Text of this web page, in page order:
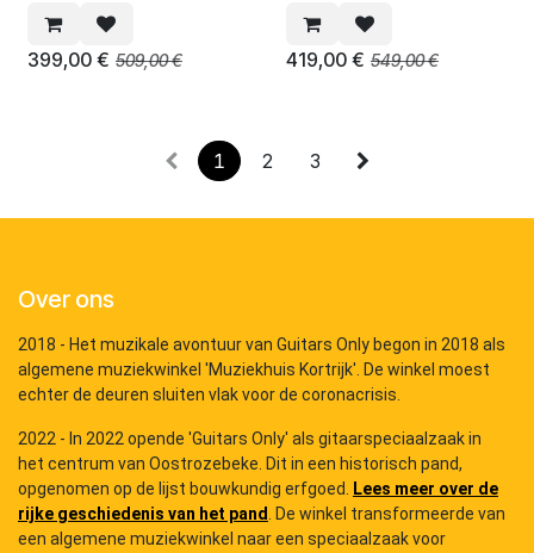
399,00 € 509,00€ 419,00€ 549,00€
1 2 3
Over ons
2018 - Het muzikale avontuur van Guitars Only begon in 2018 als
algemene muziekwinkel 'Muziekhuis Kortrijk'. De winkel moest
echter de deuren sluiten vlak voor de coronacrisis.
2022 - In 2022 opende 'Guitars Only' als gitaarspeciaalzaak in
het centrum van Oostrozebeke. Dit in een historisch pand,
opgenomen op de lijst bouwkundig erfgoed.
Lees meer over de
rijke geschiedenis van het pand
. De winkel transformeerde van
een algemene muziekwinkel naar een speciaalzaak voor